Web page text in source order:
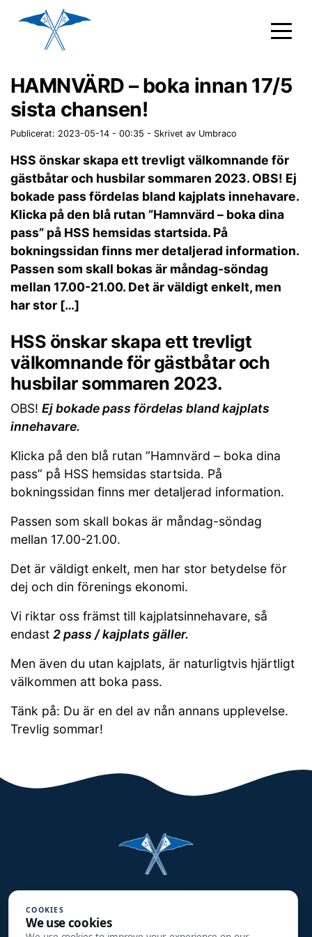
HAMNVÄRD – boka innan 17/5
sista chansen!
Publicerat: 2023-05-14 - 00:35 - Skrivet av Umbraco
HSS önskar skapa ett trevligt välkomnande för
gästbåtar och husbilar sommaren 2023. OBS! Ej
bokade pass fördelas bland kajplats innehavare.
Klicka på den blå rutan ”Hamnvärd – boka dina
pass” på HSS hemsidas startsida. På
bokningssidan finns mer detaljerad information.
Passen som skall bokas är måndag-söndag
mellan 17.00-21.00. Det är väldigt enkelt, men
har stor […]
HSS önskar skapa ett trevligt
välkomnande för gästbåtar och
husbilar sommaren 2023.
OBS! Ej bokade pass fördelas bland kajplats
innehavare.
Klicka på den blå rutan ”Hamnvärd – boka dina
pass” på HSS hemsidas startsida. På
bokningssidan finns mer detaljerad information.
Passen som skall bokas är måndag-söndag
mellan 17.00-21.00.
Det är väldigt enkelt, men har stor betydelse för
dej och din förenings ekonomi.
Vi riktar oss främst till kajplatsinnehavare, så
endast 2 pass / kajplats gäller.
Men även du utan kajplats, är naturligtvis hjärtligt
välkommen att boka pass.
Tänk på: Du är en del av nån annans upplevelse.
Trevlig sommar!
Halmstads Segelsällskap
302 90 HALMSTAD
COOKIES
We use cookies